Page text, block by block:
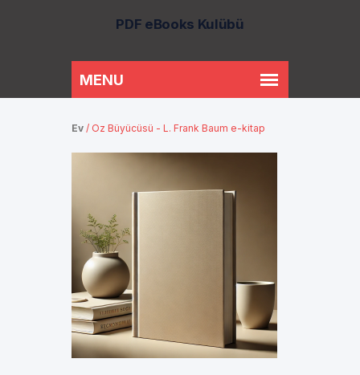
PDF eBooks Kulübü
Ev / Oz Büyücüsü - L. Frank Baum e-kitap